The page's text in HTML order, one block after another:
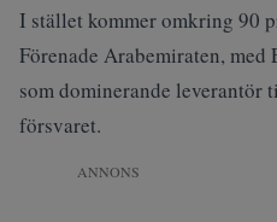
I stället kommer omkring 90
Förenade Arabemiraten,
som dominerande leverantör
försvaret.
ANNONS